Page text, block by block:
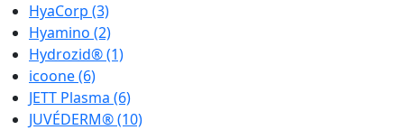
HyaCorp (3)
Hyamino (2)
Hydrozid®(1)
icoone(6)
JETT Plasma (6)
JUVÉDERM®(10)